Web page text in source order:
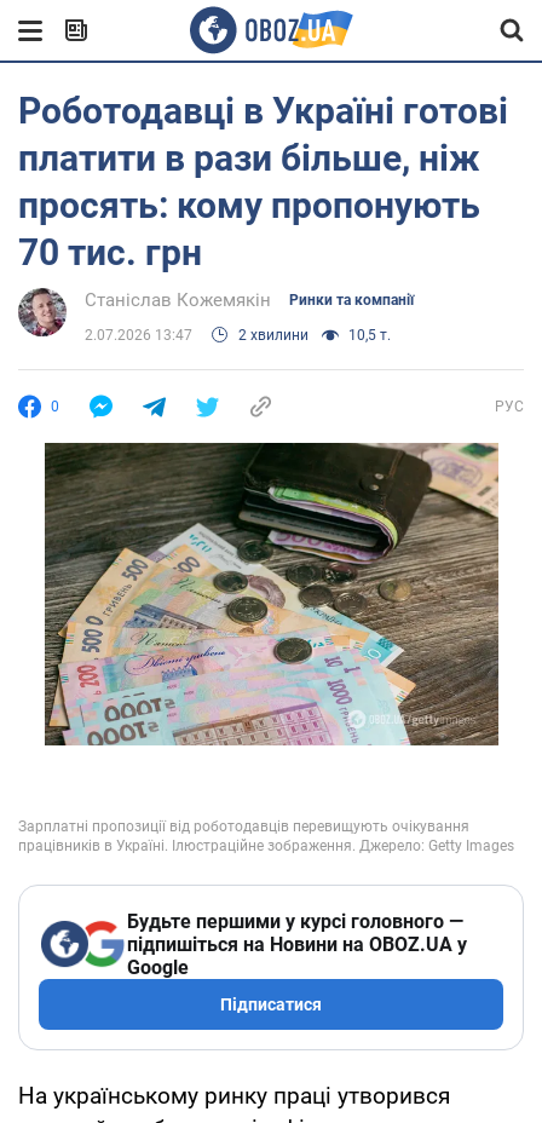
Роботодавці в Україні готові
платити в рази більше, ніж
просять: кому пропонують
70 тис. грн
Станіслав Кожемякін Ринки та компанії
2.07.2026 13:47 2 хвилини 10,5 т.
0 РУС
Будьте першими у курсі головного —
підпишіться на Новини на OBOZ.UA у
Google
Підписатися
На українському ринку праці утворився